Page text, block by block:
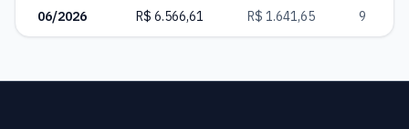
06/2026 R$ 6.566,61 R$ 1.641,65 9